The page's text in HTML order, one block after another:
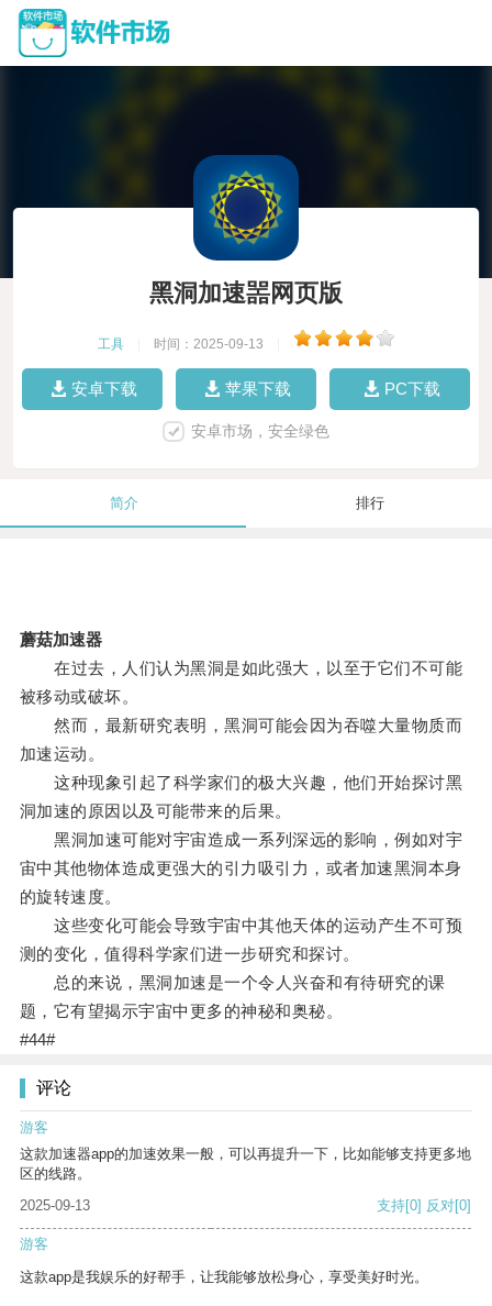
黑洞加速噐网页版
工具 时间：2025-09-13
安卓下载 苹果下载 PC下载
安卓市场，安全绿色
简介 排行
蘑菇加速器
在过去，人们认为黑洞是如此强大，以至于它们不可能
被移动或破坏。
然而，最新研究表明，黑洞可能会因为吞噬大量物质而
加速运动。
这种现象引起了科学家们的极大兴趣，他们开始探讨黑
洞加速的原因以及可能带来的后果。
黑洞加速可能对宇宙造成一系列深远的影响，例如对宇
宙中其他物体造成更强大的引力吸引力，或者加速黑洞本身
的旋转速度。
这些变化可能会导致宇宙中其他天体的运动产生不可预
测的变化，值得科学家们进一步研究和探讨。
总的来说，黑洞加速是一个令人兴奋和有待研究的课
题，它有望揭示宇宙中更多的神秘和奥秘。
#44#
评论
游客
这款加速器app的加速效果一般，可以再提升一下，比如能够支持更多地
区的线路。
2025-09-13
支持[0] 反对[0]
游客
这款app是我娱乐的好帮手，让我能够放松身心，享受美好时光。